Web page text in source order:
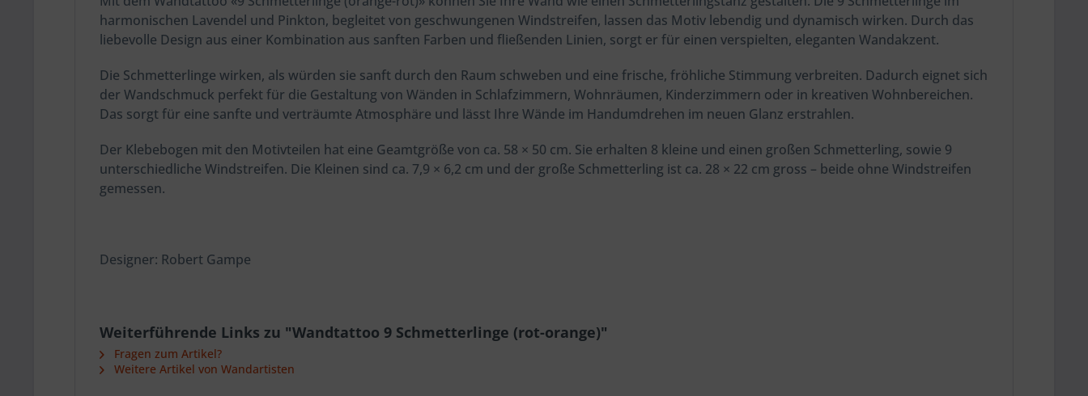
harmonischen Lavendel und Pinkton, begleitet von geschwungenen Windstreifen, lassen das Motiv lebendig und dynamisch wirken. Durch das
liebevolle Design aus einer Kombination aus sanften Farben und fließenden Linien, sorgt er für einen verspielten, eleganten Wandakzent.
Die Schmetterlinge wirken, als würden sie sanft durch den Raum schweben und eine frische, fröhliche Stimmung verbreiten. Dadurch eignet sich
der Wandschmuck perfekt für die Gestaltung von Wänden in Schlafzimmern, Wohnräumen, Kinderzimmern oder in kreativen Wohnbereichen.
Das sorgt für eine sanfte und verträumte Atmosphäre und lässt Ihre Wände im Handumdrehen im neuen Glanz erstrahlen.
Der Klebebogen mit den Motivteilen hat eine Geamtgröße von ca. 58 × 50 cm. Sie erhalten 8 kleine und einen großen Schmetterling, sowie 9
unterschiedliche Windstreifen. Die Kleinen sind ca. 7,9 × 6,2 cm und der große Schmetterling ist ca. 28 × 22 cm gross – beide ohne Windstreifen
gemessen.
Designer: Robert Gampe
Weiterführende Links zu "Wandtattoo 9 Schmetterlinge (rot-orange)"
Fragen zum Artikel?
Weitere Artikel von Wandartisten